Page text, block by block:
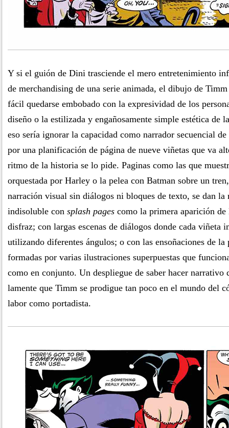
Y si el guión de Dini trasciende el mero entretenimiento
de merchandising de una serie animada, el dibujo de Timm
fácil quedarse embobado con la expresividad de los
diseño o la estilizada y engañosamente simple estética de
eso sería ignorar la capacidad como narrador secuencial
por una planificación de página de nueve viñetas que va
ritmo de la historia se lo pide. Paginas como las que
orquestada por Harley o la pelea con Batman sobre un
narración visual sin diálogos ni bloques de texto, se dan la
indisoluble con splash pages como la primera aparición
disfraz; con largas escenas de diálogos donde cada viñeta
utilizando diferentes ángulos; o con las ensoñaciones de la
formadas por varias ilustraciones superpuestas que
como en conjunto. Un despliegue de saber hacer narrativo
lamente que Timm se prodigue tan poco en el mundo del
labor como portadista.